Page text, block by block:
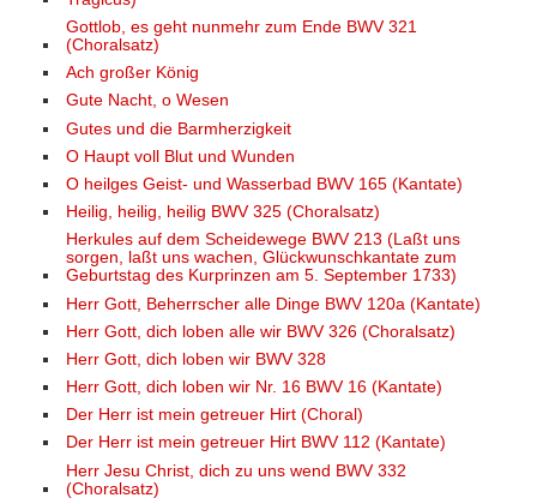
Gottlob, es geht nunmehr zum Ende BWV 321
(Choralsatz)
Ach großer König
Gute Nacht, o Wesen
Gutes und die Barmherzigkeit
O Haupt voll Blut und Wunden
O heilges Geist- und Wasserbad BWV 165 (Kantate)
Heilig, heilig, heilig BWV 325 (Choralsatz)
Herkules auf dem Scheidewege BWV 213 (Laßt uns
sorgen, laßt uns wachen, Glückwunschkantate zum
Geburtstag des Kurprinzen am 5. September 1733)
Herr Gott, Beherrscher alle Dinge BWV 120a (Kantate)
Herr Gott, dich loben alle wir BWV 326 (Choralsatz)
Herr Gott, dich loben wir BWV 328
Herr Gott, dich loben wir Nr. 16 BWV 16 (Kantate)
Der Herr ist mein getreuer Hirt (Choral)
Der Herr ist mein getreuer Hirt BWV 112 (Kantate)
Herr Jesu Christ, dich zu uns wend BWV 332
(Choralsatz)